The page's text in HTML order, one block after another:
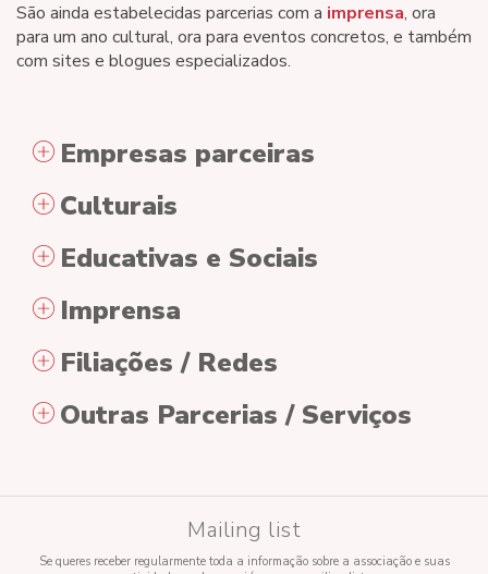
São ainda estabelecidas parcerias com a imprensa, ora
para um ano cultural, ora para eventos concretos, e também
com sites e blogues especializados.
Empresas parceiras
Culturais
Educativas e Sociais
Imprensa
Filiações / Redes
Outras Parcerias / Serviços
Mailing list
Se queres receber regularmente toda a informação sobre a associação e suas